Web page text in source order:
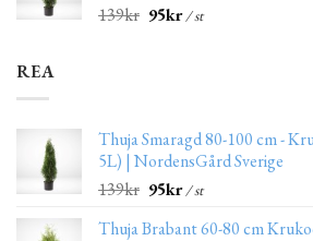
139kr 95kr/ st
REA
Thuja Smaragd 80-100 cm -
5L) | NordensGård Sverige
139kr 95kr/ st
Thuja Brabant 60-80 cm